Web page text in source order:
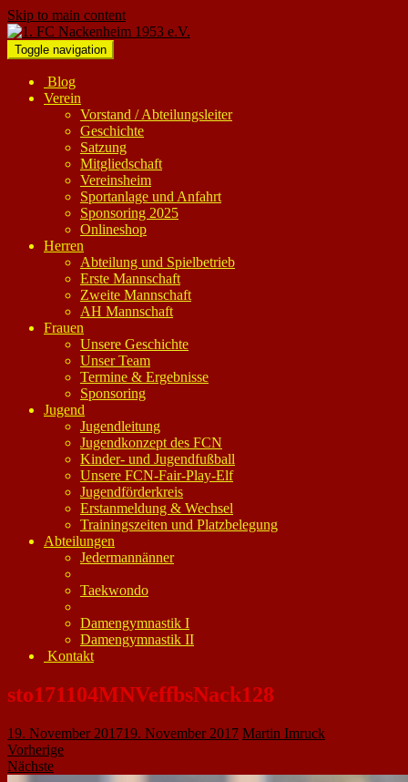
Skip to main content
Toggle navigation
Blog
Verein
Vorstand / Abteilungsleiter
Geschichte
Satzung
Mitgliedschaft
Vereinsheim
Sportanlage und Anfahrt
Sponsoring 2025
Onlineshop
Herren
Abteilung und Spielbetrieb
Erste Mannschaft
Zweite Mannschaft
AH Mannschaft
Frauen
Unsere Geschichte
Unser Team
Termine & Ergebnisse
Sponsoring
Jugend
Jugendleitung
Jugendkonzept des FCN
Kinder- und Jugendfußball
Unsere FCN-Fair-Play-Elf
Jugendförderkreis
Erstanmeldung & Wechsel
Trainingszeiten und Platzbelegung
Abteilungen
Jedermannänner
Taekwondo
Damengymnastik I
Damengymnastik II
Kontakt
sto171104MNVeffbsNack128
19. November 201719. November 2017 Martin Imruck
Vorherige
Nächste